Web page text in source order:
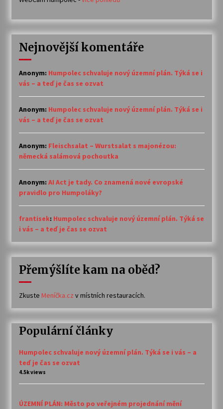
Nejnovější komentáře
Anonym: Humpolec schvaluje nový územní plán. Týká se i
vás – a teď je čas se ozvat
Anonym: Humpolec schvaluje nový územní plán. Týká se i
vás – a teď je čas se ozvat
Anonym: Fleischsalat – Wurstsalat s majonézou:
německá salámová pochoutka
Anonym: AI Act je tady. Co znamená nové evropské
pravidlo pro Humpoláky?
frantisek: Humpolec schvaluje nový územní plán. Týká se
i vás – a teď je čas se ozvat
Přemýšlíte kam na oběd?
Zkuste Meníčka.cz v místních restauracích.
Populární články
Humpolec schvaluje nový územní plán. Týká se i vás – a
teď je čas se ozvat
4.5k views
ÚZEMNÍ PLÁN: Město po veřejném projednání mění